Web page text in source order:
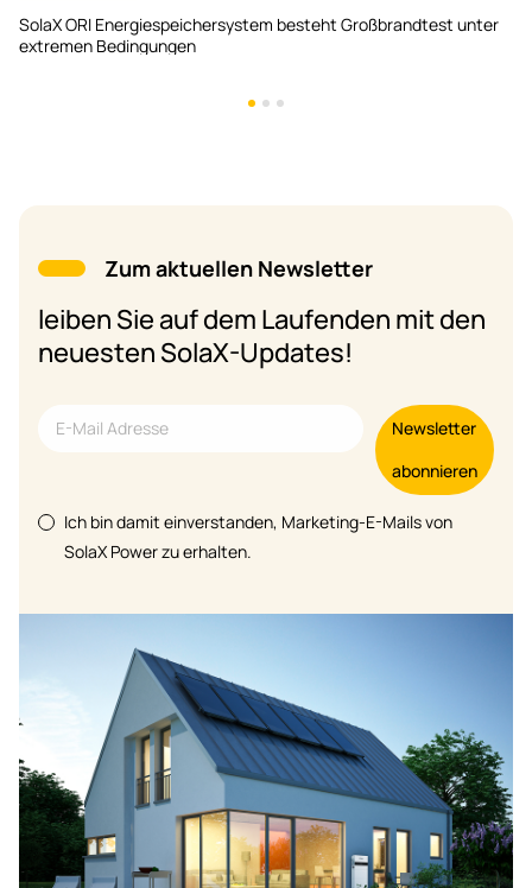
Validierung der Systemsicherheit durch Extremtests
Zum aktuellen Newsletter
leiben Sie auf dem Laufenden mit den
neuesten SolaX-Updates!
Newsletter
abonnieren
Ich bin damit einverstanden, Marketing-E-Mails von
SolaX Power zu erhalten.